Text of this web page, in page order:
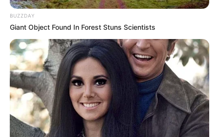
BUZZDAY
Giant Object Found In Forest Stuns Scientists